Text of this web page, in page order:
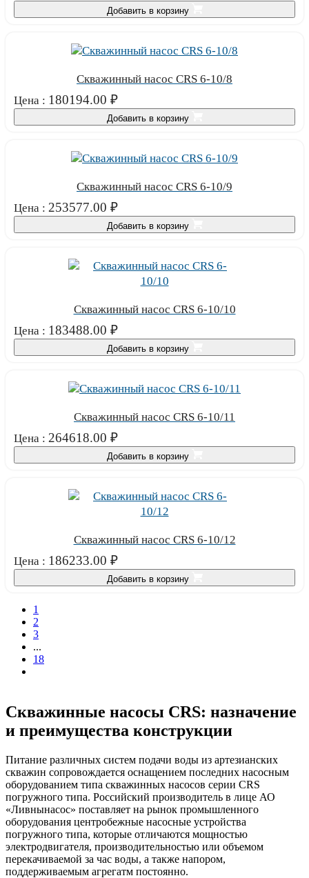
Добавить в корзину
Скважинный насос CRS 6-10/8
Цена : 180194.00 ₽
Добавить в корзину
Скважинный насос CRS 6-10/9
Цена : 253577.00 ₽
Добавить в корзину
Скважинный насос CRS 6-10/10
Цена : 183488.00 ₽
Добавить в корзину
Скважинный насос CRS 6-10/11
Цена : 264618.00 ₽
Добавить в корзину
Скважинный насос CRS 6-10/12
Цена : 186233.00 ₽
Добавить в корзину
1
2
3
...
18
Скважинные насосы CRS: назначение
и преимущества конструкции
Питание различных систем подачи воды из артезианских
скважин сопровождается оснащением последних насосным
оборудованием типа скважинных насосов серии CRS
погружного типа. Российский производитель в лице АО
«Ливнынасос» поставляет на рынок промышленного
оборудования центробежные насосные устройства
погружного типа, которые отличаются мощностью
электродвигателя, производительностью или объемом
перекачиваемой за час воды, а также напором,
поддерживаемым агрегатм постоянно.